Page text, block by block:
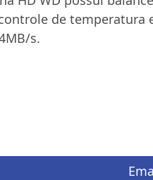
de temperatura
s.